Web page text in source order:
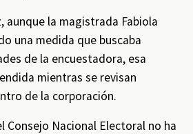
aunque la magistrada Fabiola
una medida que buscaba
de la encuestadora, esa
mientras se revisan
de la corporación.
Consejo Nacional Electoral no ha